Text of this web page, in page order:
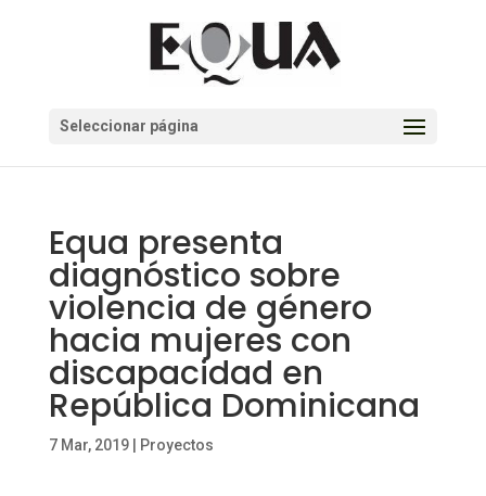
Seleccionar página
Equa presenta
diagnóstico sobre
violencia de género
hacia mujeres con
discapacidad en
República Dominicana
7 Mar, 2019| Proyectos